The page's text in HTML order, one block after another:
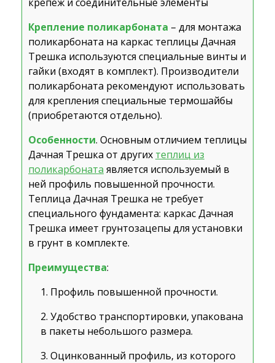
Крепление поликарбоната – для монтажа
поликарбоната на каркас теплицы Дачная
Трешка используются специальные винты и
гайки (входят в комплект). Производители
поликарбоната рекомендуют использовать
для крепления специальные термошайбы
(приобретаются отдельно).
Особенности. Основным отличием теплицы
Дачная Трешка от других теплиц из
поликарбоната является используемый в
ней профиль повышенной прочности.
Теплица Дачная Трешка не требует
специального фундамента: каркас Дачная
Трешка имеет грунтозацепы для установки
в грунт в комплекте.
Преимущества:
Профиль повышенной прочности.
Удобство транспортировки, упакована
в пакеты небольшого размера.
Оцинкованный профиль, из которого